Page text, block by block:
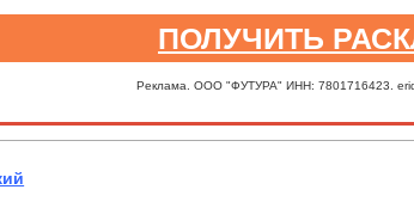
ПОЛУЧИТЬ
Реклама. ООО "ФУТУРА" ИНН: 7801716423. erid